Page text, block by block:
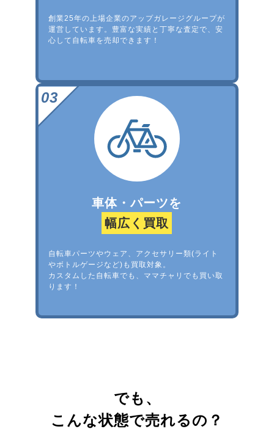
創業25年の上場企業のアップガレージグループが
運営しています。豊富な実績と丁寧な査定で、安
心して自転車を売却できます！
車体・パーツを
幅広く買取
自転車パーツやウェア、アクセサリー類(ライト
やボトルゲージなど)も買取対象。
カスタムした自転車でも、ママチャリでも買い取
ります！
でも、
こんな状態で売れるの？